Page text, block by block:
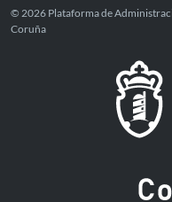
© 2026 Plataforma de
Coruña